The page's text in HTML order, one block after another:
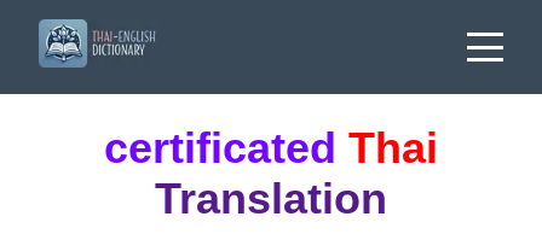
certificated Thai
Translation